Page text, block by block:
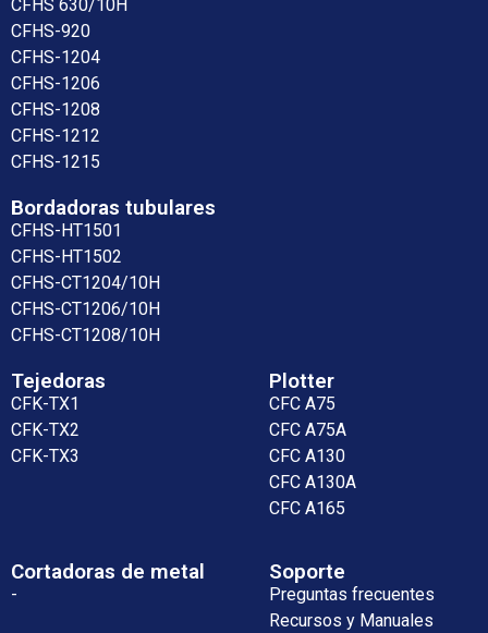
CFHS 630/10H
CFHS-920
CFHS-1204
CFHS-1206
CFHS-1208
CFHS-1212
CFHS-1215
Bordadoras tubulares
CFHS-HT1501
CFHS-HT1502
CFHS-CT1204/10H
CFHS-CT1206/10H
CFHS-CT1208/10H
Tejedoras
CFK-TX1
CFK-TX2
CFK-TX3
Plotter
CFC A75
CFC A75A
CFC A130
CFC A130A
CFC A165
Cortadoras de metal
-
Soporte
Preguntas frecuentes
Recursos y Manuales